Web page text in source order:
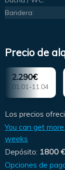
Bandera:
Precio de
2.290€
01.01-11.04
Los precios
You can get
weeks
Depósito: 1800 €
Opciones de